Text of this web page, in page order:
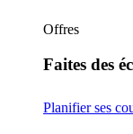
Offres
Faites des
Planifier ses